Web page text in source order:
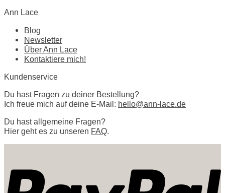
Ann Lace
Blog
Newsletter
Über Ann Lace
Kontaktiere mich!
Kundenservice
Du hast Fragen zu deiner Bestellung?
Ich freue mich auf deine E-Mail: hello@ann-lace.de
Du hast allgemeine Fragen?
Hier geht es zu unseren FAQ.